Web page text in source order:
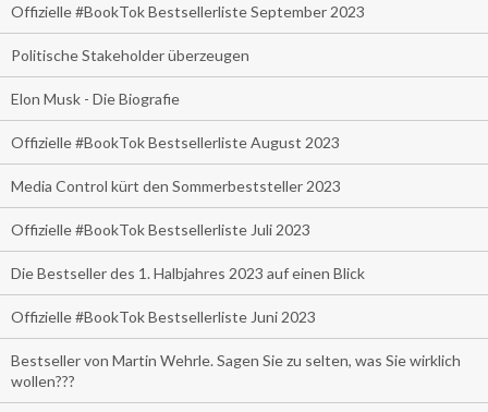
Offizielle #BookTok Bestsellerliste September 2023
Politische Stakeholder überzeugen
Elon Musk - Die Biografie
Offizielle #BookTok Bestsellerliste August 2023
Media Control kürt den Sommerbeststeller 2023
Offizielle #BookTok Bestsellerliste Juli 2023
Die Bestseller des 1. Halbjahres 2023 auf einen Blick
Offizielle #BookTok Bestsellerliste Juni 2023
Bestseller von Martin Wehrle. Sagen Sie zu selten, was Sie wirklich
wollen???